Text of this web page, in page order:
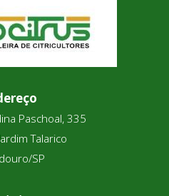
Paschoal, 335
Talarico
SP